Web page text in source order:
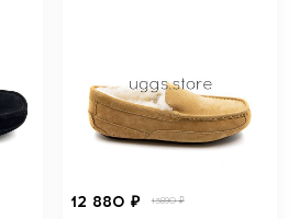
12 880 ₽ 13890 ₽